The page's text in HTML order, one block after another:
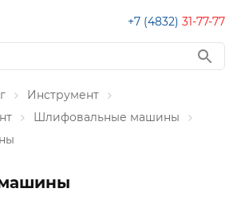
+7 (4832) 31-77-77
Инструмент
Шлифовальные машины